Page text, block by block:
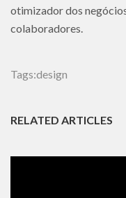
otimizador dos
colaboradores.
Tags:design
RELATED ARTICLES